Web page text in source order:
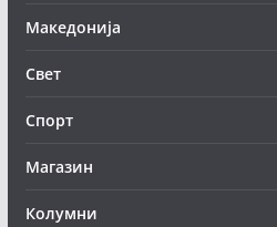
Македонија
Свет
Спорт
Магазин
Колумни